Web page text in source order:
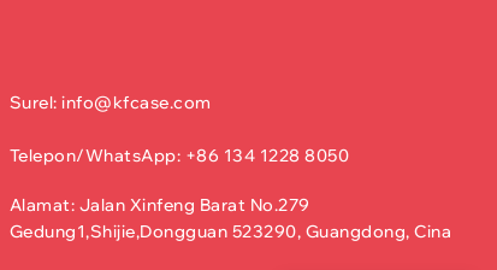
Surel: info@kfcase.com
Telepon/WhatsApp: +86 134 1228 8050
Alamat: Jalan Xinfeng Barat No.279
Gedung1,Shijie,Dongguan 523290, Guangdong, Cina